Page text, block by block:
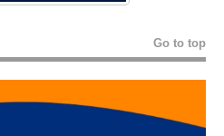
Go to top